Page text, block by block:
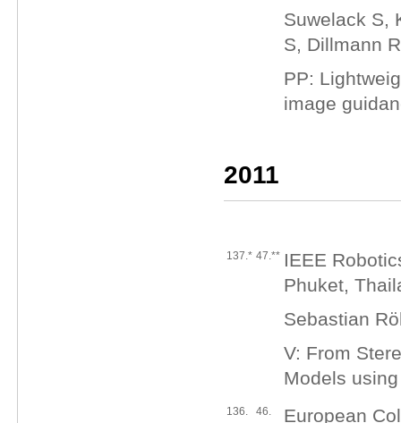
Suwelack S,
S, Dillmann
PP:
image
2011
137.* 47.** IEEE
Phuket,
Sebastian
V: From
Models
136. 46.
European